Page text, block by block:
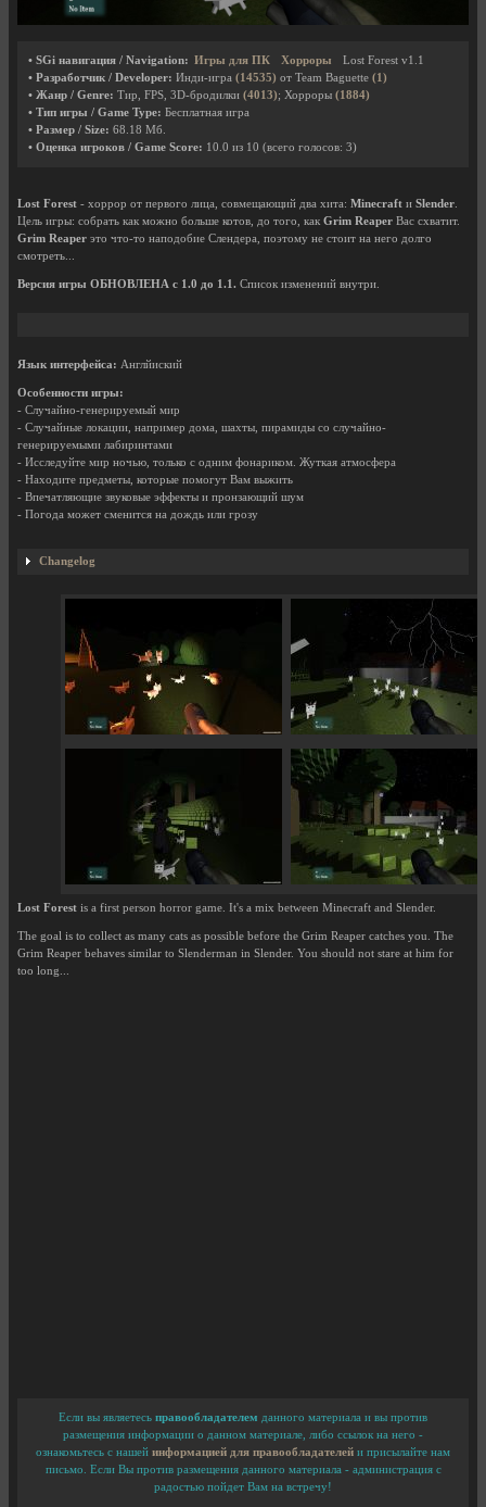
• SGi навигация / Navigation: Игры для ПК Хорроры
Lost Forest v1.1
• Разработчик / Developer: Инди-игра (14535) от Team Baguette (1)
• Жанр / Genre: Тир, FPS, 3D-бродилки (4013); Хорроры (1884)
• Тип игры / Game Type: Бесплатная игра
• Размер / Size: 68.18 Мб.
• Оценка игроков / Game Score: 10.0 из 10 (всего голосов: 3)
Lost Forest - хоррор от первого лица, совмещающий два хита: Minecraft и Slender
Цель игры: собрать как можно больше котов, до того, как Grim Reaper Вас схватит.
Grim Reaper это что-то наподобие Слендера, поэтому не стоит на него долго
смотреть...
Версия игры ОБНОВЛЕНА с 1.0 до 1.1. Список изменений внутри.
Язык интерфейса: Англйиский
Особенности игры:
- Случайно-генерируемый мир
- Случайные локации, например дома, шахты, пирамиды со случайно-
генерируемыми лабиринтами
- Исследуйте мир ночью, только с одним фонариком. Жуткая атмосфера
- Находите предметы, которые помогут Вам выжить
- Впечатляющие звуковые эффекты и пронзающий шум
- Погода может сменится на дождь или грозу
Changelog
Lost Forest is a first person horror game. It's a mix between Minecraft and Slender.
The goal is to collect as many cats as possible before the Grim Reaper catches you. The
Grim Reaper behaves similar to Slenderman in Slender. You should not stare at him for
too long...
Если вы являетесь правообладателем данного материала и вы против
размещения информации о данном материале, либо ссылок на него -
ознакомьтесь с нашей информацией для правообладателей и присылайте нам
письмо. Если Вы против размещения данного материала - администрация с
радостью пойдет Вам на встречу!